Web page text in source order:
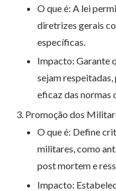
O que é: A lei
diretrizes gerais
específicas.
Impacto: Garante
sejam
eficaz das normas
Promoção dos
O que é: Define
militares, como
post mortem e
Impacto: